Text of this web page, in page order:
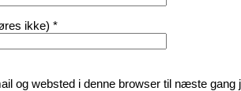
ikke) *
og websted i denne browser til næste gang